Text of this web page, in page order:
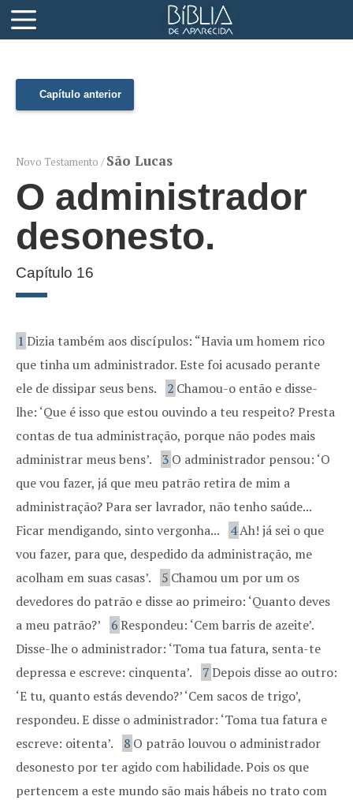
Capítulo anterior
Novo Testamento /São Lucas
O administrador
desonesto.
Capítulo 16
1 Dizia também aos discípulos: “Havia um homem rico
que tinha um administrador. Este foi acusado perante
ele de dissipar seus bens.
2 Chamou-o então e disse-
lhe: ‘Que é isso que estou ouvindo a teu respeito? Presta
contas de tua administração, porque não podes mais
administrar meus bens’.
3 O administrador pensou: ‘O
que vou fazer, já que meu patrão retira de mim a
administração? Para ser lavrador, não tenho saúde...
Ficar mendigando, sinto vergonha...
4Ah! já sei o que
vou fazer, para que, despedido da administração, me
acolham em suas casas’.
5 Chamou um por um os
devedores do patrão e disse ao primeiro: ‘Quanto deves
a meu patrão?’
6Respondeu: ‘Cem barris de azeite’.
Disse-lhe o administrador: ‘Toma tua fatura, senta-te
depressa e escreve: cinquenta’.
7Depois disse ao outro:
‘E tu, quanto estás devendo?’ ‘Cem sacos de trigo’,
respondeu. E disse o administrador: ‘Toma tua fatura e
escreve: oitenta’.
8 O patrão louvou o administrador
desonesto por ter agido com habilidade. Pois os que
pertencem a este mundo são mais hábeis no trato com